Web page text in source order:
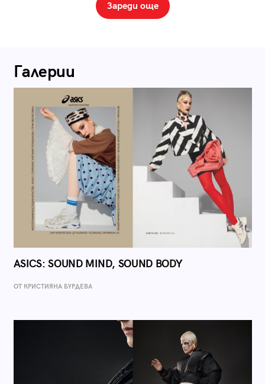
Зареди още
Галерии
ASICS: SOUND MIND, SOUND BODY
ОТ КРИСТИЯНА БУРДЕВА